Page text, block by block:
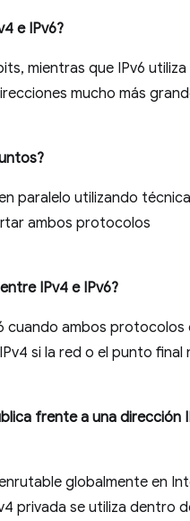
e IPv6?
mientras que IPv6 utiliza
mucho más
paralelo utilizando
ambos protocolos
IPv4 e IPv6?
cuando ambos protocolos
si la red o el punto final
frente a una dirección
globalmente en
privada se utiliza dentro